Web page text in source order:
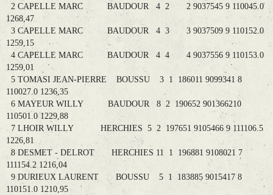
2 CAPELLE MARC BAUDOUR 4 2 2 9037545 9 110045.0
1268,47
3 CAPELLE MARC BAUDOUR 4 3 3 9037509 9 110152.0
1259,15
4 CAPELLE MARC BAUDOUR 4 4 4 9037556 9 110153.0
1259,01
5 TOMASI JEAN-PIERRE BOUSSU 3 1 186011 9099341 8
110027.0 1236,35
6 MAYEUR WILLY BAUDOUR 8 2 190652 901366210
110501.0 1229,88
7 LHOIR WILLY HERCHIES 5 2 197651 9105466 9 111106.5
1226,81
8 DESMET - DELROT HERCHIES 11 1 196881 9108021 7
111154.2 1216,04
9 DURIEUX LAURENT BOUSSU 5 1 183885 9015417 8
110151.0 1210,95